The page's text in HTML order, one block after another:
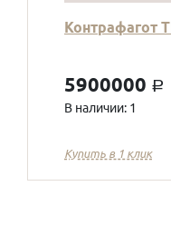
Контрафагот
5900000 a
В наличии: 1
Купить в 1 клик